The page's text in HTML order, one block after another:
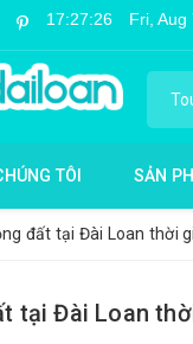
TÔI SẢN
đất tại Đài Loan thời
tại Đài Loan